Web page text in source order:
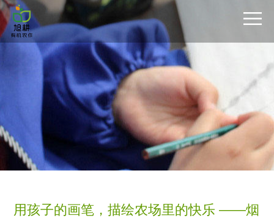
用孩子的画笔，描绘农场里的快乐 ——烟